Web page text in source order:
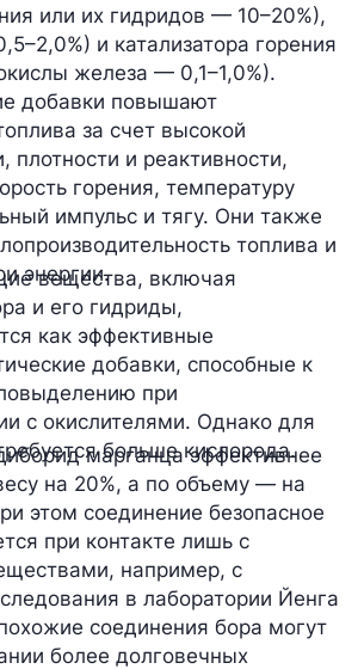
или их гидридов — 10–20%),
и катализатора горения
железа — 0,1–1,0%).
добавки повышают
за счет высокой
плотности и реактивности,
горения, температуру
импульс и тягу. Они также
топлива и
энергии.
вещества, включая
и его гидриды,
как эффективные
добавки, способные к
при
с окислителями. Однако для
больше кислорода.
марганца эффективнее
на 20%, а по объему — на
этом соединение безопасное
при контакте лишь с
например, с
в лаборатории Йенга
соединения бора могут
более долговечных